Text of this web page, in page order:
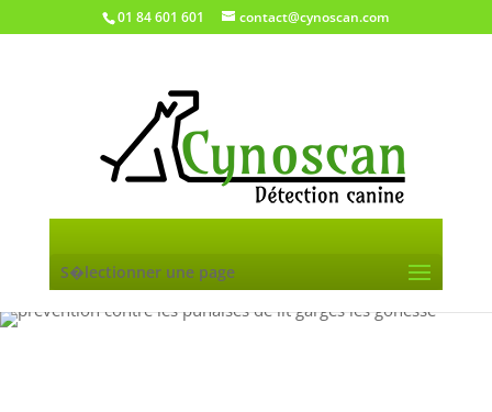
01 84 601 601 contact@cynoscan.com
S�lectionner une page